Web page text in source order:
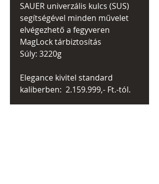
SAUER univerzális kulcs (SUS)
segítségével minden művelet
elvégezhető a fegyveren
MagLock tárbiztosítás
Súly: 3220g
Elegance kivitel standard
kaliberben: 2.159.999,- Ft.-tól.